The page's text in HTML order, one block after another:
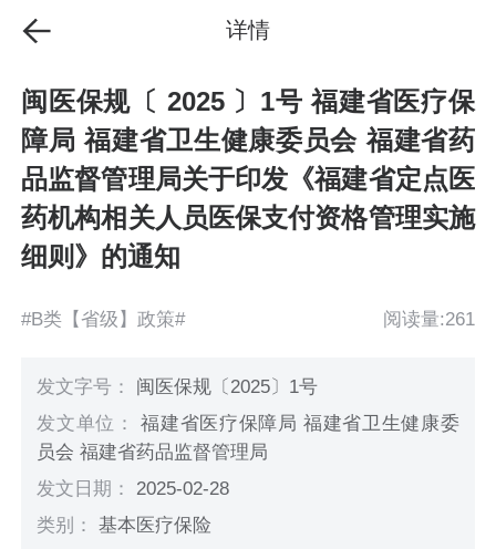
详情
闽医保规〔 2025 〕1号 福建省医疗保
障局 福建省卫生健康委员会 福建省药
品监督管理局关于印发《福建省定点医
药机构相关人员医保支付资格管理实施
细则》的通知
#B类【省级】政策# 阅读量:261
发文字号： 闽医保规〔2025〕1号
发文单位：福建省医疗保障局 福建省卫生健康委
员会 福建省药品监督管理局
发文日期： 2025-02-28
类别：基本医疗保险